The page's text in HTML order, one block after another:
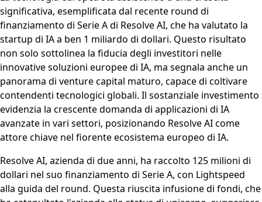
significativa, esemplificata dal recente round di
finanziamento di Serie A di Resolve AI, che ha valutato la
startup di IA a ben 1 miliardo di dollari. Questo risultato
non solo sottolinea la fiducia degli investitori nelle
innovative soluzioni europee di IA, ma segnala anche un
panorama di venture capital maturo, capace di coltivare
contendenti tecnologici globali. Il sostanziale investimento
evidenzia la crescente domanda di applicazioni di IA
avanzate in vari settori, posizionando Resolve AI come
attore chiave nel fiorente ecosistema europeo di IA.
Resolve AI, azienda di due anni, ha raccolto 125 milioni di
dollari nel suo finanziamento di Serie A, con Lightspeed
alla guida del round. Questa riuscita infusione di fondi, che